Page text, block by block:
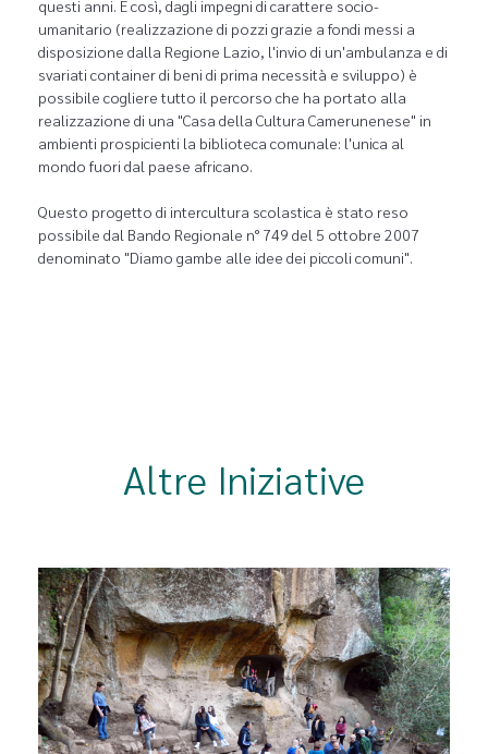
questi anni. E così, dagli impegni di carattere socio-
umanitario (realizzazione di pozzi grazie a fondi messi a
disposizione dalla Regione Lazio, l'invio di un'ambulanza e di
svariati container di beni di prima necessità e sviluppo) è
possibile cogliere tutto il percorso che ha portato alla
realizzazione di una "Casa della Cultura Camerunenese" in
ambienti prospicienti la biblioteca comunale: l'unica al
mondo fuori dal paese africano.
Questo progetto di intercultura scolastica è stato reso
possibile dal Bando Regionale n° 749 del 5 ottobre 2007
denominato "Diamo gambe alle idee dei piccoli comuni".
Altre Iniziative